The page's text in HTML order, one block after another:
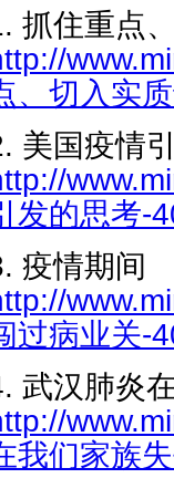
抓住重点
、切入实
美国疫情
发的思考-
疫情期间
过病业关-
武汉肺炎
我们家族